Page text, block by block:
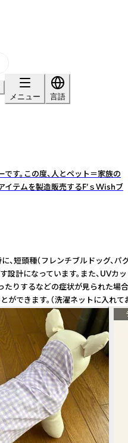
メニュー
言語
す。この度、人とペット＝家族の
イテムを製造販売するF’ｓWishブ
種（フレンチブルド
なっています。また、
るなどの症状が見られ
きます。（洗濯ネットに入れて